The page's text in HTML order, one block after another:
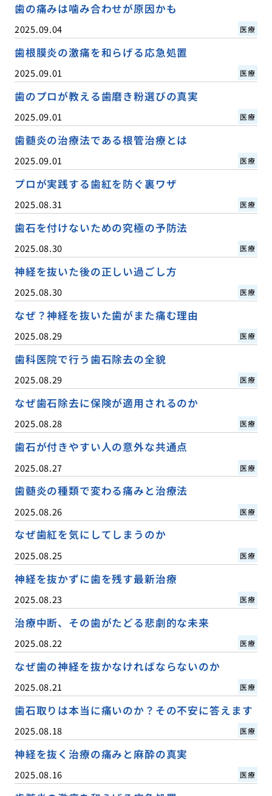
歯の痛みは噛み合わせが原因かも
2025.09.04 医療
歯根膜炎の激痛を和らげる応急処置
2025.09.01 医療
歯のプロが教える歯磨き粉選びの真実
2025.09.01 医療
歯髄炎の治療法である根管治療とは
2025.09.01 医療
プロが実践する歯紅を防ぐ裏ワザ
2025.08.31 医療
歯石を付けないための究極の予防法
2025.08.30 医療
神経を抜いた後の正しい過ごし方
2025.08.30 医療
なぜ？神経を抜いた歯がまた痛む理由
2025.08.29 医療
歯科医院で行う歯石除去の全貌
2025.08.29 医療
なぜ歯石除去に保険が適用されるのか
2025.08.28 医療
歯石が付きやすい人の意外な共通点
2025.08.27 医療
歯髄炎の種類で変わる痛みと治療法
2025.08.26 医療
なぜ歯紅を気にしてしまうのか
2025.08.25 医療
神経を抜かずに歯を残す最新治療
2025.08.23 医療
治療中断、その歯がたどる悲劇的な未来
2025.08.22 医療
なぜ歯の神経を抜かなければならないのか
2025.08.21 医療
歯石取りは本当に痛いのか？その不安に答えます
2025.08.18 医療
神経を抜く治療の痛みと麻酔の真実
2025.08.16 医療